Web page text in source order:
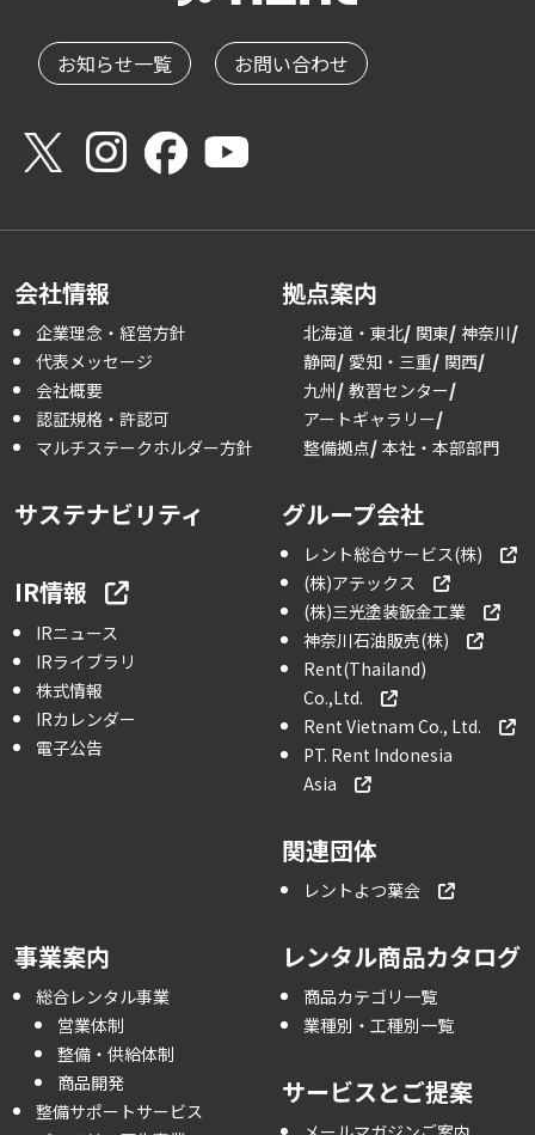
お知らせ一覧 お問い合わせ
会社情報
企業理念・経営方針
代表メッセージ
会社概要
認証規格・許認可
マルチステークホルダー方針
サステナビリティ
IR情報
IRニュース
IRライブラリ
株式情報
IRカレンダー
電子公告
拠点案内
北海道・東北 関東 神奈川
静岡 愛知・三重 関西
九州 教習センター
アートギャラリー
整備拠点 本社・本部部門
グループ会社
レント総合サービス(株)
(株)アテックス
(株)三光塗装鈑金工業
神奈川石油販売(株)
Rent(Thailand)
Co.,Ltd.
Rent Vietnam Co., Ltd.
PT. Rent Indonesia
Asia
関連団体
レントよつ葉会
事業案内
総合レンタル事業
営業体制
整備・供給体制
商品開発
整備サポートサービス
レンタル商品カタログ
商品カテゴリ一覧
業種別・工種別一覧
サービスとご提案